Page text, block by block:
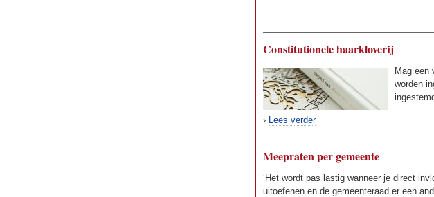
Constitutionele haarkloverij
Mag een
worden
› Lees verder
Meepraten per gemeente
‘Het wordt pas lastig wanneer je direct
uitoefenen en de gemeenteraad er een